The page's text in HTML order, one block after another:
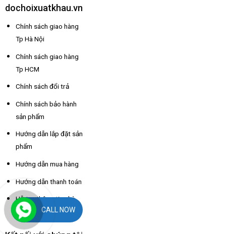
dochoixuatkhau.vn
Chính sách giao hàng
Tp Hà Nội
Chính sách giao hàng
Tp HCM
Chính sách đổi trả
Chính sách bảo hành
sản phẩm
Hướng dẫn lắp đặt sản
phẩm
Hướng dẫn mua hàng
Hướng dẫn thanh toán
Hỗ trợ thông tin nhà
xe các tỉnhCALL NOW